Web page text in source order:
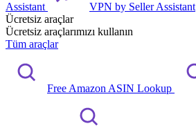
Assistant
VPN by Seller Assistant
Ücretsiz araçlar
Ücretsiz araçlarımızı kullanın
Tüm araçlar
Free Amazon ASIN Lookup